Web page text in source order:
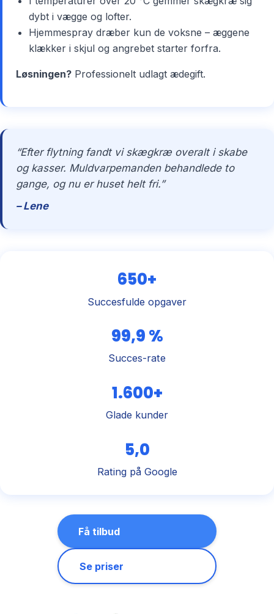
dybt i vægge og lofter.
Hjemmespray dræber kun de voksne – æggene
klækker i skjul og angrebet starter forfra.
Løsningen? Professionelt udlagt ædegift.
“Efter flytning fandt vi skægkræ overalt i skabe
og kasser. Muldvarpemanden behandlede to
gange, og nu er huset helt fri.”
– Lene
650+
Succesfulde opgaver
99,9 %
Succes-rate
1.600+
Glade kunder
5,0
Rating på Google
Få tilbud
Se priser